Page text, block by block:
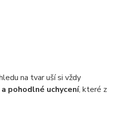
na tvar uší si vždy
pohodlné uchycení, které z